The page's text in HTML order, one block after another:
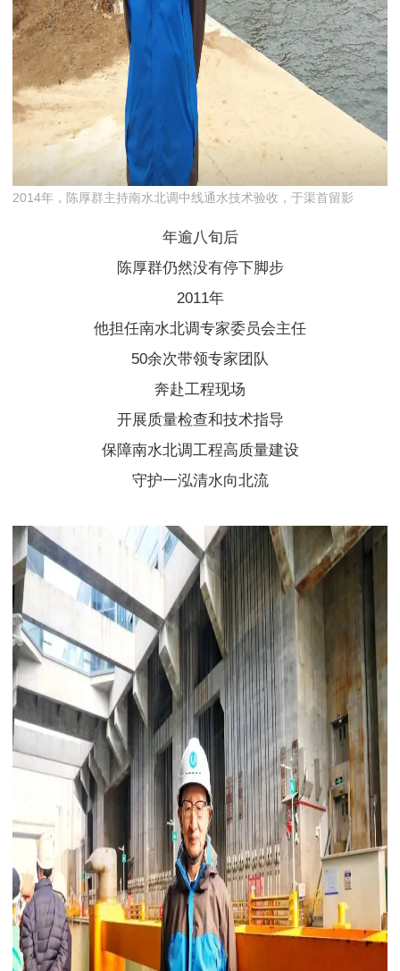
2014年，陈厚群主持南水北调中线通水技术验收，于渠首留影
年逾八旬后
陈厚群仍然没有停下脚步
2011年
他担任南水北调专家委员会主任
50余次带领专家团队
奔赴工程现场
开展质量检查和技术指导
保障南水北调工程高质量建设
守护一泓清水向北流